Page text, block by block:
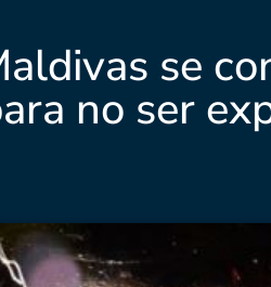
se
no ser